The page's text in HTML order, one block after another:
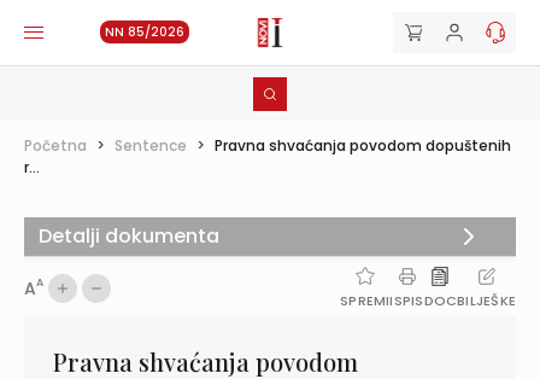
NN 85/2026
Početna > Sentence > Pravna shvaćanja povodom dopuštenih
r...
AA
SPREMIISPISDOCBILJEŠKE
Pravna shvaćanja povodom
Detalji dokumenta